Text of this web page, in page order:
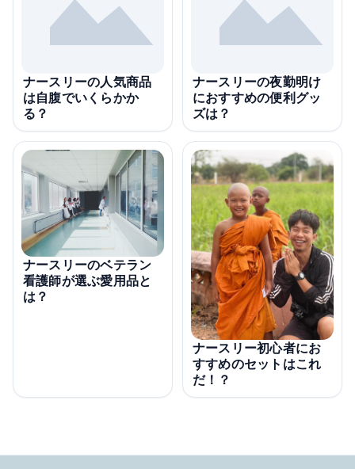
ナースリーの人気商品
は自腹でいくらかか
る？
ナースリーの夜勤明け
におすすめの便利グッ
ズは？
ナースリーのベテラン
看護師が選ぶ愛用品と
は？
ナースリー初心者にお
すすめのセットはこれ
だ！？